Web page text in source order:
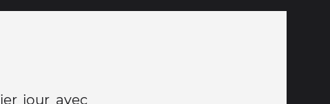
jour avec